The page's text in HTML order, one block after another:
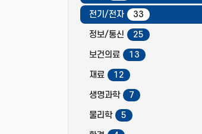
전기/전자
33
정보/통신
25
보건의료
13
재료
12
생명과학
7
물리학
5